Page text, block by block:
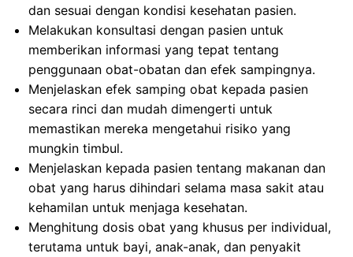
dan sesuai dengan kondisi kesehatan pasien.
Melakukan konsultasi dengan pasien untuk
memberikan informasi yang tepat tentang
penggunaan obat-obatan dan efek sampingnya.
Menjelaskan efek samping obat kepada pasien
secara rinci dan mudah dimengerti untuk
memastikan mereka mengetahui risiko yang
mungkin timbul.
Menjelaskan kepada pasien tentang makanan dan
obat yang harus dihindari selama masa sakit atau
kehamilan untuk menjaga kesehatan.
Menghitung dosis obat yang khusus per individual,
terutama untuk bayi, anak-anak, dan penyakit